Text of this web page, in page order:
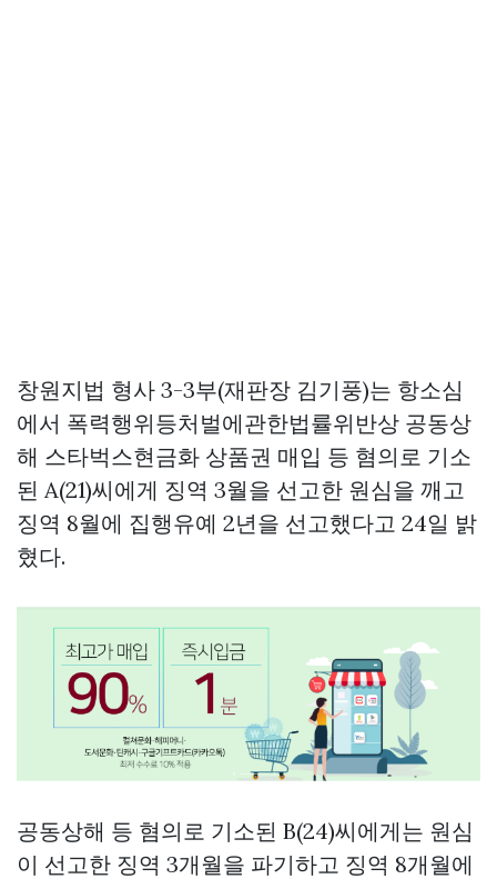
창원지법 형사 3-3부(재판장 김기풍)는 항소심
에서 폭력행위등처벌에관한법률위반상 공동상
해 스타벅스현금화 상품권 매입 등 혐의로 기소
된 A(21)씨에게 징역 3월을 선고한 원심을 깨고
징역 8월에 집행유예 2년을 선고했다고 24일 밝
혔다.
공동상해 등 혐의로 기소된 B(24)씨에게는 원심
이 선고한 징역 3개월을 파기하고 징역 8개월에